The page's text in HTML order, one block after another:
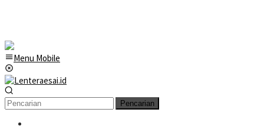
Menu Mobile
Pencarian